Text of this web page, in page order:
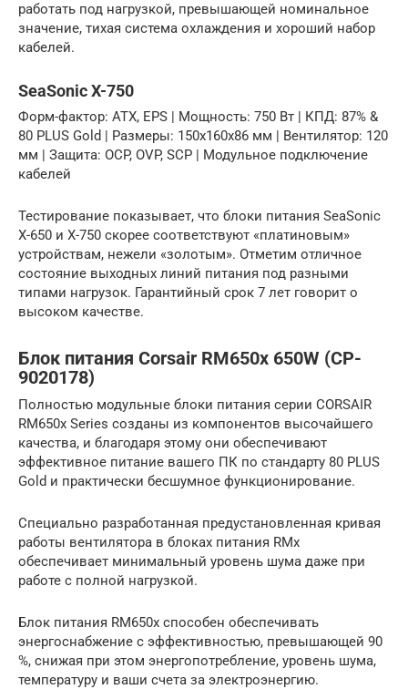
работать под нагрузкой, превышающей номинальное
значение, тихая система охлаждения и хороший набор
кабелей.
SeaSonic X-750
Форм-фактор: ATX, EPS | Мощность: 750 Вт | КПД: 87% &
80 PLUS Gold | Размеры: 150х160х86 мм | Вентилятор: 120
мм | Защита: OCP, OVP, SCP | Модульное подключение
кабелей
Тестирование показывает, что блоки питания SeaSonic
Х-650 и Х-750 скорее соответствуют «платиновым»
устройствам, нежели «золотым». Отметим отличное
состояние выходных линий питания под разными
типами нагрузок. Гарантийный срок 7 лет говорит о
высоком качестве.
Блок питания Corsair RM650x 650W (CP-
9020178)
Полностью модульные блоки питания серии CORSAIR
RM650x Series созданы из компонентов высочайшего
качества, и благодаря этому они обеспечивают
эффективное питание вашего ПК по стандарту 80 PLUS
Gold и практически бесшумное функционирование.
Специально разработанная предустановленная кривая
работы вентилятора в блоках питания RMx
обеспечивает минимальный уровень шума даже при
работе с полной нагрузкой.
Блок питания RM650x способен обеспечивать
энергоснабжение с эффективностью, превышающей 90
%, снижая при этом энергопотребление, уровень шума,
температуру и ваши счета за электроэнергию.